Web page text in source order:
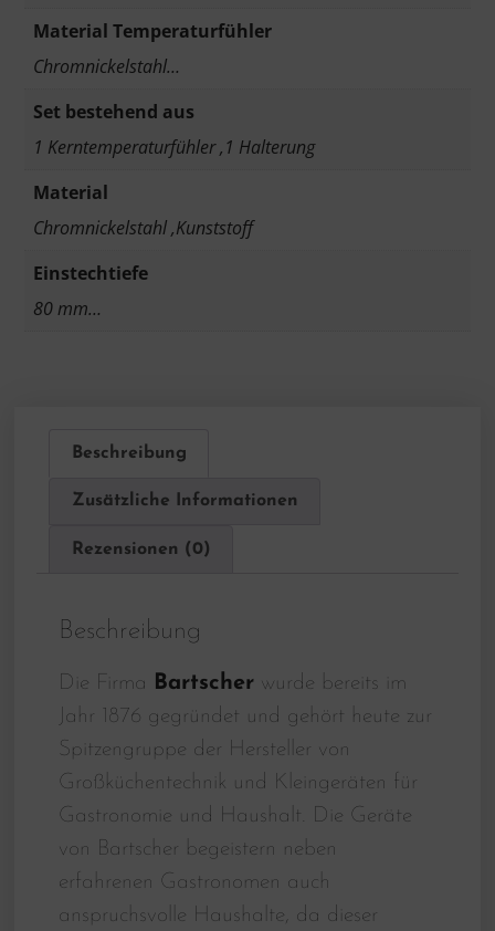
Material Temperaturfühler
Chromnickelstahl…
Set bestehend aus
1 Kerntemperaturfühler ,1 Halterung
Material
Chromnickelstahl ,Kunststoff
Einstechtiefe
80 mm…
Beschreibung
Zusätzliche Informationen
Rezensionen (0)
Beschreibung
Die Firma Bartscher wurde bereits im
Jahr 1876 gegründet und gehört heute zur
Spitzengruppe der Hersteller von
Großküchentechnik und Kleingeräten für
Gastronomie und Haushalt. Die Geräte
von Bartscher begeistern neben
erfahrenen Gastronomen auch
anspruchsvolle Haushalte, da dieser